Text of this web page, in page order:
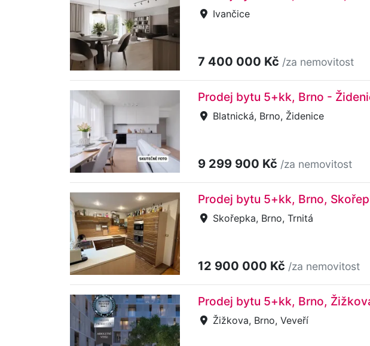
Ivančice
7 400 000 Kč /za nemovitost
Prodej bytu 5+kk, Brno -
Blatnická, Brno, Židenice
9 299 900 Kč /za nemovitost
Prodej bytu 5+kk, Brno,
Skořepka, Brno, Trnitá
12 900 000 Kč /za nemovitost
Prodej bytu 5+kk, Brno,
Žižkova, Brno, Veveří